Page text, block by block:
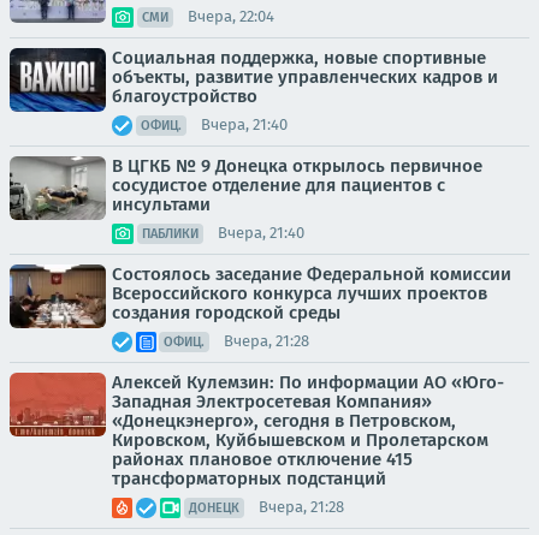
СМИ Вчера, 22:04
Социальная поддержка, новые спортивные
объекты, развитие управленческих кадров и
благоустройство
ОФИЦ. Вчера, 21:40
В ЦГКБ № 9 Донецка открылось первичное
сосудистое отделение для пациентов с
инсультами
ПАБЛИКИ Вчера, 21:40
Состоялось заседание Федеральной комиссии
Всероссийского конкурса лучших проектов
создания городской среды
ОФИЦ. Вчера, 21:28
Алексей Кулемзин: По информации АО «Юго-
Западная Электросетевая Компания»
«Донецкэнерго», сегодня в Петровском,
Кировском, Куйбышевском и Пролетарском
районах плановое отключение 415
трансформаторных подстанций
ДОНЕЦК Вчера, 21:28